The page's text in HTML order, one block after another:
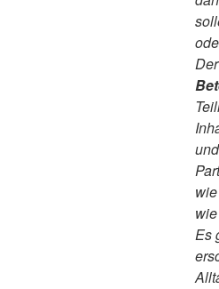
Der
Es